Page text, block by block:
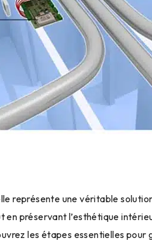
représente une véritable
préservant l’esthétique
les étapes essentielles